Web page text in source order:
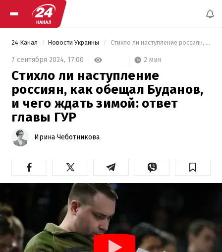
24 Канал Новости Украины Стихло ли наступление россиян, как обещал Буданов, и чего ждать зимой: ответ главы ГУР
7 сентября 2024, 17:00 2 мин
Стихло ли наступление
россиян, как обещал Буданов,
и чего ждать зимой: ответ
главы ГУР
Ирина Чеботникова